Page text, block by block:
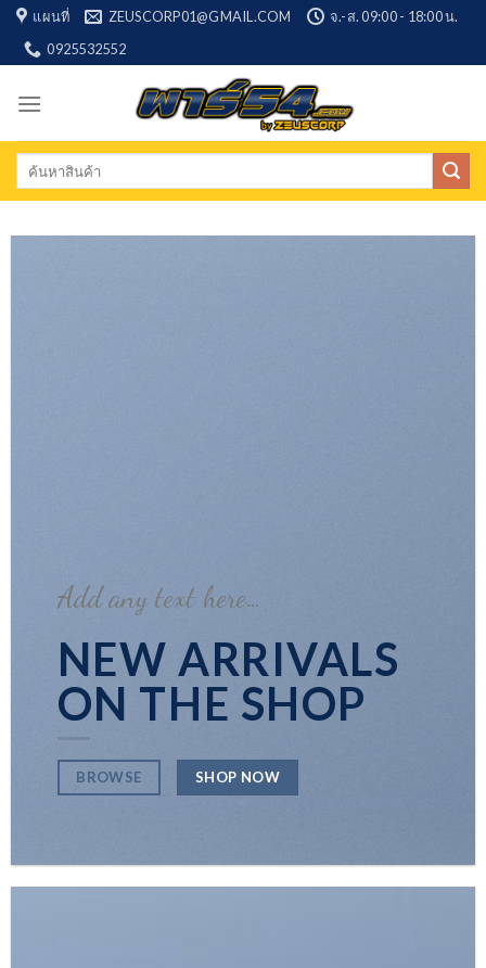
Skip
content
แผนที่ ZEUSCORP01@GMAIL.COM
จ.-ส. 09:00 - 18:00 น.
0925532552
Search
Add any text here…
NEW ARRIVALS
ON THE SHOP
BROWSE SHOP NOW